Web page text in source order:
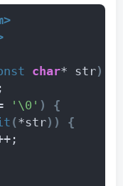
char* str)
'\0' )
{
(*str))
{